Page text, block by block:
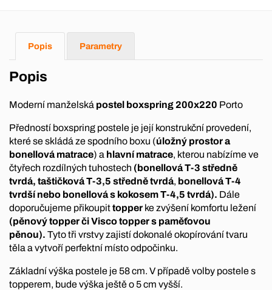
Popis Parametry
Popis
Moderní manželská postel boxspring 200x220 Porto
Předností boxspring postele je její konstrukční provedení,
které se skládá ze spodního boxu (úložný prostor a
bonellová matrace) a hlavní matrace, kterou nabízíme ve
čtyřech rozdílných tuhostech (bonellová T-3 středně
tvrdá, taštičková T-3,5 středně tvrdá, bonellová T-4
tvrdší nebo bonellová s kokosem T-4,5 tvrdá). Dále
doporučujeme přikoupittopper ke zvýšení komfortu ležení
(pěnový topper či Visco topper s paměťovou
pěnou). Tyto tři vrstvy zajistí dokonalé okopírování tvaru
těla a vytvoří perfektní místo odpočinku.
Základní výška postele je 58 cm. V případě volby postele s
topperem, bude výška ještě o 5 cm vyšší.